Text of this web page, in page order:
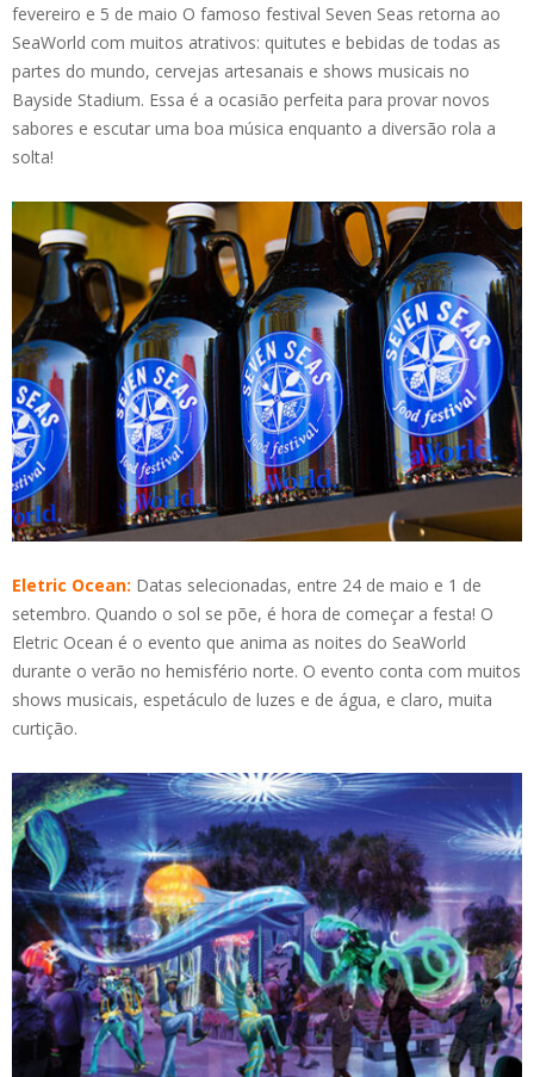
fevereiro e 5 de maio O famoso festival Seven Seas retorna ao
SeaWorld com muitos atrativos: quitutes e bebidas de todas as
partes do mundo, cervejas artesanais e shows musicais no
Bayside Stadium. Essa é a ocasião perfeita para provar novos
sabores e escutar uma boa música enquanto a diversão rola a
solta!
Eletric Ocean: Datas selecionadas, entre 24 de maio e 1 de
setembro. Quando o sol se põe, é hora de começar a festa! O
Eletric Ocean é o evento que anima as noites do SeaWorld
durante o verão no hemisfério norte. O evento conta com muitos
shows musicais, espetáculo de luzes e de água, e claro, muita
curtição.